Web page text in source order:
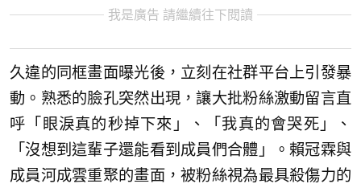
我是廣告 請繼續往下閱讀
久違的同框畫面曝光後，立刻在社群平台上引發暴
動。熟悉的臉孔突然出現，讓大批粉絲激動留言直
呼「眼淚真的秒掉下來」、「我真的會哭死」、
「沒想到這輩子還能看到成員們合體」。賴冠霖與
成員河成雲重聚的畫面，被粉絲視為最具殺傷力的